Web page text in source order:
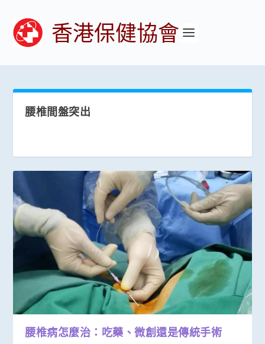
香港保健協會
腰椎間盤突出
腰椎病怎麼治：吃藥、微創還是傳統手術